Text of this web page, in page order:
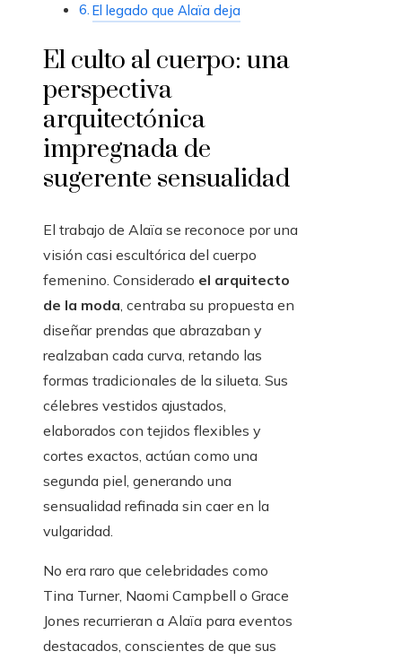
El legado que Alaïa deja
El culto al cuerpo: una
perspectiva
arquitectónica
impregnada de
sugerente sensualidad
El trabajo de Alaïa se reconoce por una
visión casi escultórica del cuerpo
femenino. Considerado el arquitecto
de la moda , centraba su propuesta en
diseñar prendas que abrazaban y
realzaban cada curva, retando las
formas tradicionales de la silueta. Sus
célebres vestidos ajustados,
elaborados con tejidos flexibles y
cortes exactos, actúan como una
segunda piel, generando una
sensualidad refinada sin caer en la
vulgaridad.
No era raro que celebridades como
Tina Turner, Naomi Campbell o Grace
Jones recurrieran a Alaïa para eventos
destacados, conscientes de que sus